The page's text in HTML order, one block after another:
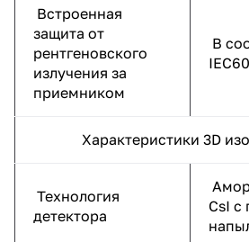
Встроенная
защита от
рентгеновского
излучения за
приемником
В
Характеристики 3D
Технология
детектора
CsI